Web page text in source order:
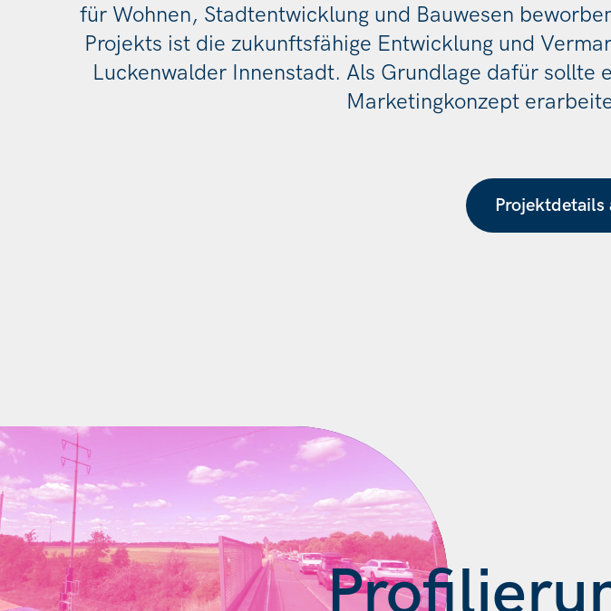
für Wohnen, Stadtentwicklung und Bauwesen
Projekts ist die zukunftsfähige Entwicklung und
Luckenwalder Innenstadt. Als Grundlage dafür sollte
Marketingkonzept
Projektdetails